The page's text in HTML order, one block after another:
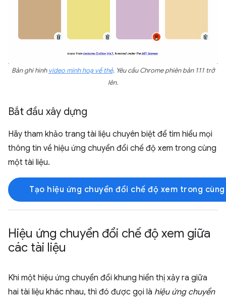
Bản ghi hìnhvideo minh hoạ về thẻ. Yêu cầu Chrome phiên bản 111 trở
lên.
Bắt đầu xây dựng
Hãy tham khảo trang tài liệu chuyên biệt để tìm hiểu mọi
thông tin về hiệu ứng chuyển đổi chế độ xem trong cùng
một tài liệu.
Tạo hiệu ứng chuyển đổi chế độ xem trong
Hiệu ứng chuyển đổi chế độ xem giữa
các tài liệu
Khi một hiệu ứng chuyển đổi khung hiển thị xảy ra giữa
hai tài liệu khác nhau, thì đó được gọi là hiệu ứng chuyển